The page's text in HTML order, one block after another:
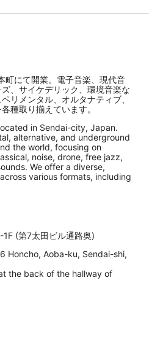
町にて開業。電子音楽、現代音
、サイケデリック、環境音楽な
リメンタル、オルタナティブ、
種取り揃えています。
in Sendai-city, Japan.
alternative, and underground
the world, focusing on
noise, drone, free jazz,
We offer a diverse,
various formats, including
(第7太田ビル通路奥)
Honcho, Aoba-ku, Sendai-shi,
the back of the hallway of